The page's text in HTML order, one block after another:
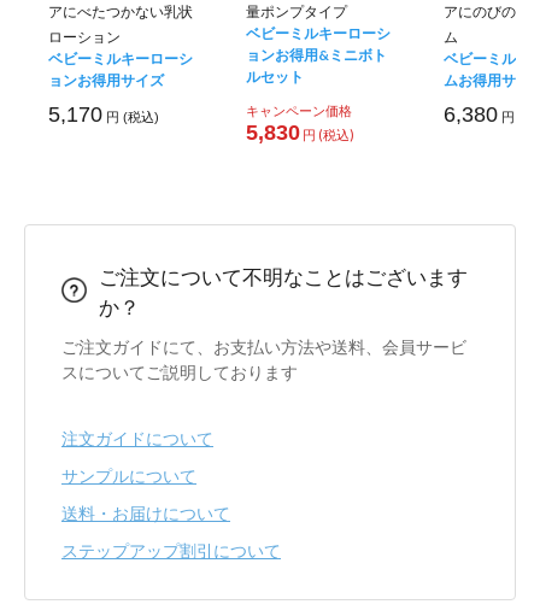
アにべたつかない乳状
ローション
ベビーミルキーローシ
ョンお得用サイズ
5,170 円 (税込)
量ポンプタイプ
ベビーミルキーローシ
ョンお得用&ミニボト
ルセット
キャンペーン価格
5,830 円 (税込)
アにのびのい
ム
ベビーミルキ
ムお得用サイ
6,380 円 (税
ご注文について不明なことはございます
か？
ご注文ガイドにて、お支払い方法や送料、会員サービ
スについてご説明しております
注文ガイドについて
サンプルについて
送料・お届けについて
ステップアップ割引について